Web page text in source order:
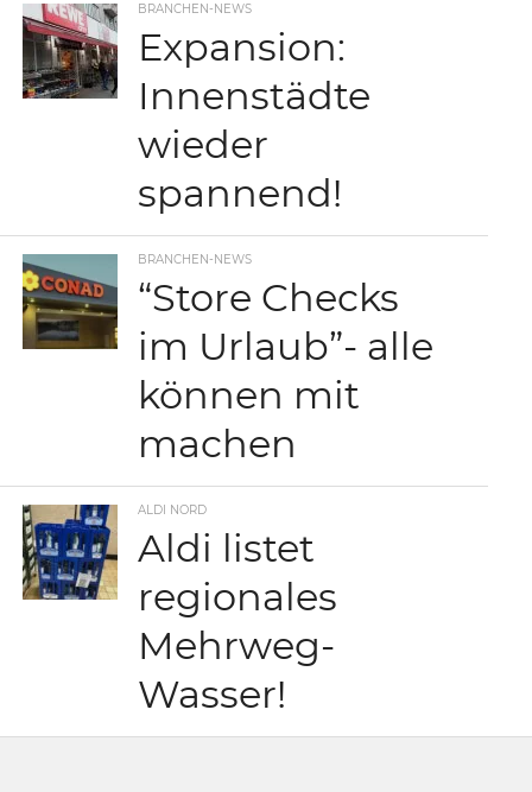
BRANCHEN-NEWS
Expansion:
Innenstädte
wieder
spannend!
BRANCHEN-NEWS
“Store Checks
im Urlaub”- alle
können mit
machen
ALDI NORD
Aldi listet
regionales
Mehrweg-
Wasser!